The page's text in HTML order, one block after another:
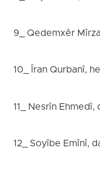
9_ Qedemxêr
10_ Îran Qurbanî,
11_ Nesrîn
12_ Soyîbe Emînî,